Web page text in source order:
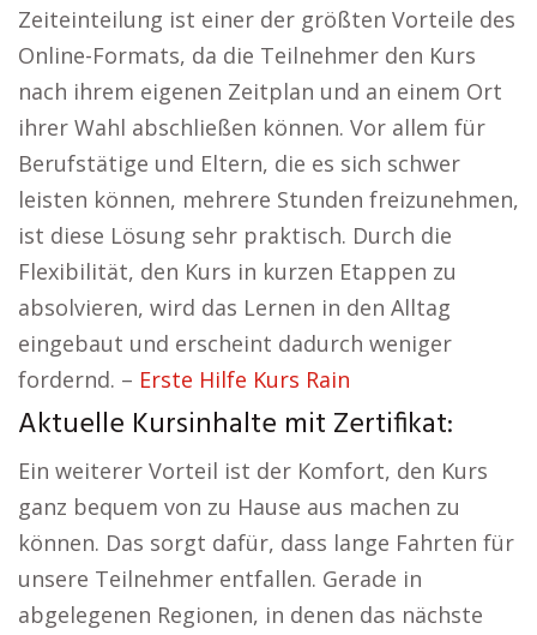
Zeiteinteilung ist einer der größten Vorteile des
Online-Formats, da die Teilnehmer den Kurs
nach ihrem eigenen Zeitplan und an einem Ort
ihrer Wahl abschließen können. Vor allem für
Berufstätige und Eltern, die es sich schwer
leisten können, mehrere Stunden freizunehmen,
ist diese Lösung sehr praktisch. Durch die
Flexibilität, den Kurs in kurzen Etappen zu
absolvieren, wird das Lernen in den Alltag
eingebaut und erscheint dadurch weniger
fordernd. – Erste Hilfe Kurs Rain
Aktuelle Kursinhalte mit Zertifikat:
Ein weiterer Vorteil ist der Komfort, den Kurs
ganz bequem von zu Hause aus machen zu
können. Das sorgt dafür, dass lange Fahrten für
unsere Teilnehmer entfallen. Gerade in
abgelegenen Regionen, in denen das nächste